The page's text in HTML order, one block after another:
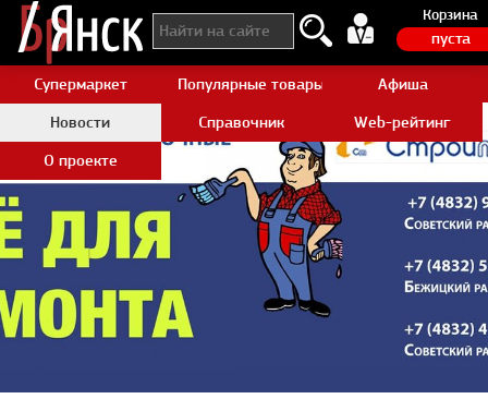
Корзина
пуста
Супермаркет Популярные товары AliexpressАфиша
Новости
Справочник
Web-рейтинг
О проекте